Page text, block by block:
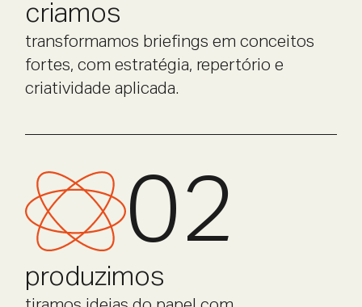
criamos
transformamos briefings em conceitos
fortes, com estratégia, repertório e
criatividade aplicada.
02
produzimos